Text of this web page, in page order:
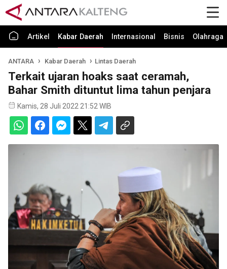
Artikel Kabar Daerah Internasional Bisnis Olahraga
ANTARA Kabar Daerah Lintas Daerah
Terkait ujaran hoaks saat ceramah,
Bahar Smith dituntut lima tahun penjara
Kamis, 28 Juli 2022 21:52 WIB